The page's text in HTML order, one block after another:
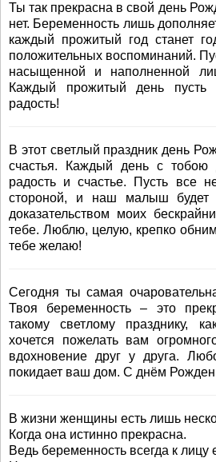
Ты так прекрасна в свой день
нет. Беременность лишь
каждый прожитый год станет
положительных воспоминаний.
насыщенной и наполненной
Каждый прожитый день пусть
радость!
В этот светлый праздник день
счастья. Каждый день с тобою
радость и счастье. Пусть все
стороной, и наш малыш
доказательством моих
тебе. Люблю, целую, крепко
тебе желаю!
Сегодня ты самая
Твоя беременность – это
такому светлому празднику,
хочется пожелать вам
вдохновение друг у друга.
покидает ваш дом. С днём
В жизни женщины есть лишь
Когда она истинно прекрасна.
Ведь беременность всегда к лицу